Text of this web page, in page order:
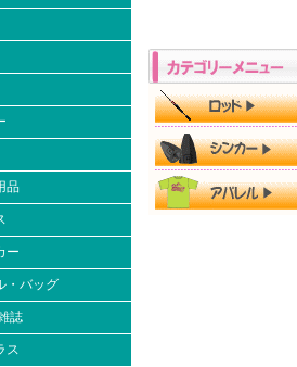
品
ー
・バッグ
誌
ス